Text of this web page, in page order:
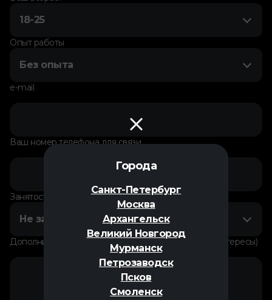
Города
Санкт-Петербург
Москва
Архангельск
Великий Новгород
Мурманск
Петрозаводск
Псков
Смоленск
18-25
Опыт работы
Без опыта
e-mail
Ваш номер телефона для связи
Занятость на данный момент
Не занят
Дополнительная информация о себе (увлечения, интересы)